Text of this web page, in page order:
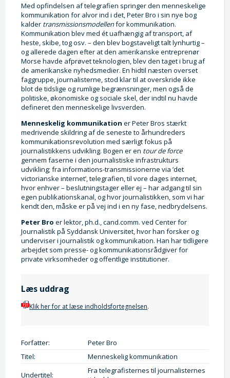
Med opfindelsen af telegrafien springer den menneskelige
kommunikation for alvor ind i det, Peter Bro i sin nye bog
kalder transmissionsmodellenfor kommunikation.
Kommunikation blev med ét uafhængig af transport, af
heste, skibe, tog osv. – den blev bogstaveligt talt lynhurtig –
og allerede dagen efter at den amerikanske entreprenør
Morse havde afprøvet teknologien, blev den taget i brug af
de amerikanske nyhedsmedier. En hidtil næsten overset
faggruppe, journalisterne, stod klar til at overskride ikke
blot de tidslige og rumlige begrænsninger, men også de
politiske, økonomiske og sociale skel, der indtil nu havde
defineret den menneskelige livsverden.
Menneskelig kommunikationer Peter Bros stærkt
medrivende skildring af de seneste to århundreders
kommunikationsrevolution med særligt fokus på
journalistikkens udvikling. Bogen er en tour de force
gennem faserne i den journalistiske infrastrukturs
udvikling; fra informations-transmissionerne via ’det
victorianske internet’, telegrafien, til vore dages internet,
hvor enhver – beslutningstager eller ej – har adgang til sin
egen publikationskanal, og hvor journalistikken, som vi har
kendt den, måske er på vej ind i en ny fase, nedbrydelsens.
Peter Bro er lektor, ph.d., cand.comm. ved Center for
Journalistik på Syddansk Universitet, hvor han forsker og
underviser i journalistik og kommunikation. Han har tidligere
arbejdet som presse- og kommunikationsrådgiver for
private virksomheder og offentlige institutioner.
Læs uddrag
Klik her for at læse indholdsfortegnelsen.
Forfatter:
Peter Bro
Titel:
Menneskelig kommunikation
Undertitel:
Fra telegrafisternes til journalisternes